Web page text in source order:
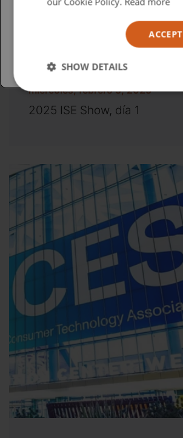
miércoles, febrero 5, 2025
2025 ISE Show, día 1
SHOW DETAILS